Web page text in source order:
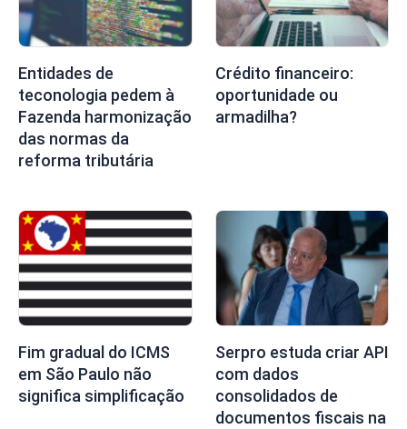
Entidades de
teconologia pedem à
Fazenda harmonização
das normas da
reforma tributária
Crédito financeiro:
oportunidade ou
armadilha?
Fim gradual do ICMS
em São Paulo não
significa simplificação
Serpro estuda criar API
com dados
consolidados de
documentos fiscais na